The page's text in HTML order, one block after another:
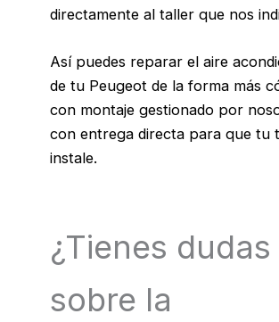
directamente al taller que nos
Así puedes reparar el aire
de tu Peugeot de la forma más
con montaje gestionado por
con entrega directa para que tu
instale.
¿Tienes dudas
sobre la